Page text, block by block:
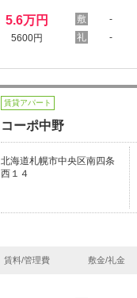
5.6万円
5600円
-
-
賃貸アパート
コーポ中野
北海道札幌市中央区南四条
西１４
賃料/管理費 敷金/礼金